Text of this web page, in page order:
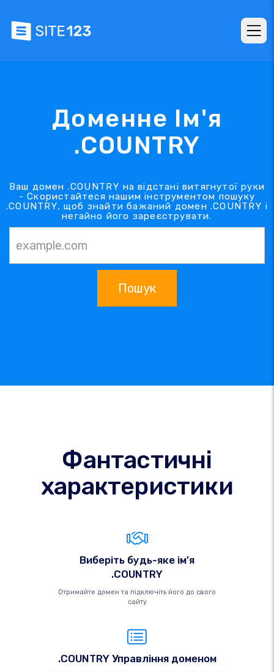
Доменне Ім'я
.COUNTRY
Ваш домен .COUNTRY на відстані витягнутої руки
- Скористайтеся нашим інструментом пошуку
.COUNTRY, щоб знайти бажаний домен .COUNTRY і
негайно його зареєструвати.
Пошук
Фантастичні
характеристики
Виберіть будь-яке ім'я
.COUNTRY
Отримайте домен та підключіть його до свого
сайту
.COUNTRY Управління доменом